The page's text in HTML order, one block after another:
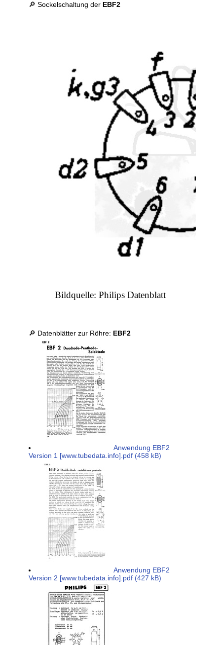
🔎 Sockelschaltung der EBF2
Bildquelle: Philips Datenblatt
🔎 Datenblätter zur Röhre: EBF2
Anwendung EBF2
Version 1 [www.tubedata.info].pdf (458 kB)
Anwendung EBF2
Version 2 [www.tubedata.info].pdf (427 kB)